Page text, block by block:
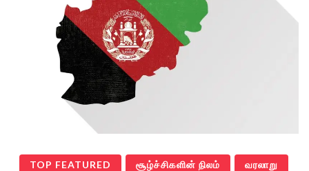
TOP FEATURED சூழ்ச்சிகளின் நிலம் வரலாறு